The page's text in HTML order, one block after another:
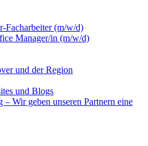
Facharbeiter (m/w/d)
Manager/in (m/w/d)
und der Region
und Blogs
Wir geben unseren Partnern eine